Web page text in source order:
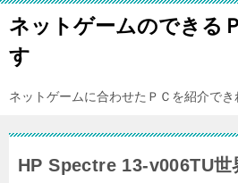
ネットゲームのできる
す
ネットゲームに合わせたＰＣを紹介で
HP Spectre 13-v006TU世